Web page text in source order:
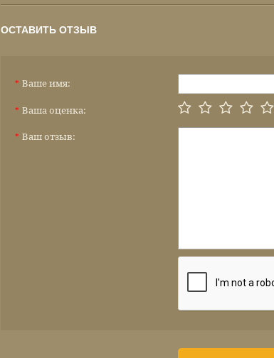
ОСТАВИТЬ ОТЗЫВ
Ваше имя:
*
Ваша оценка:
*
Ваш отзыв:
*